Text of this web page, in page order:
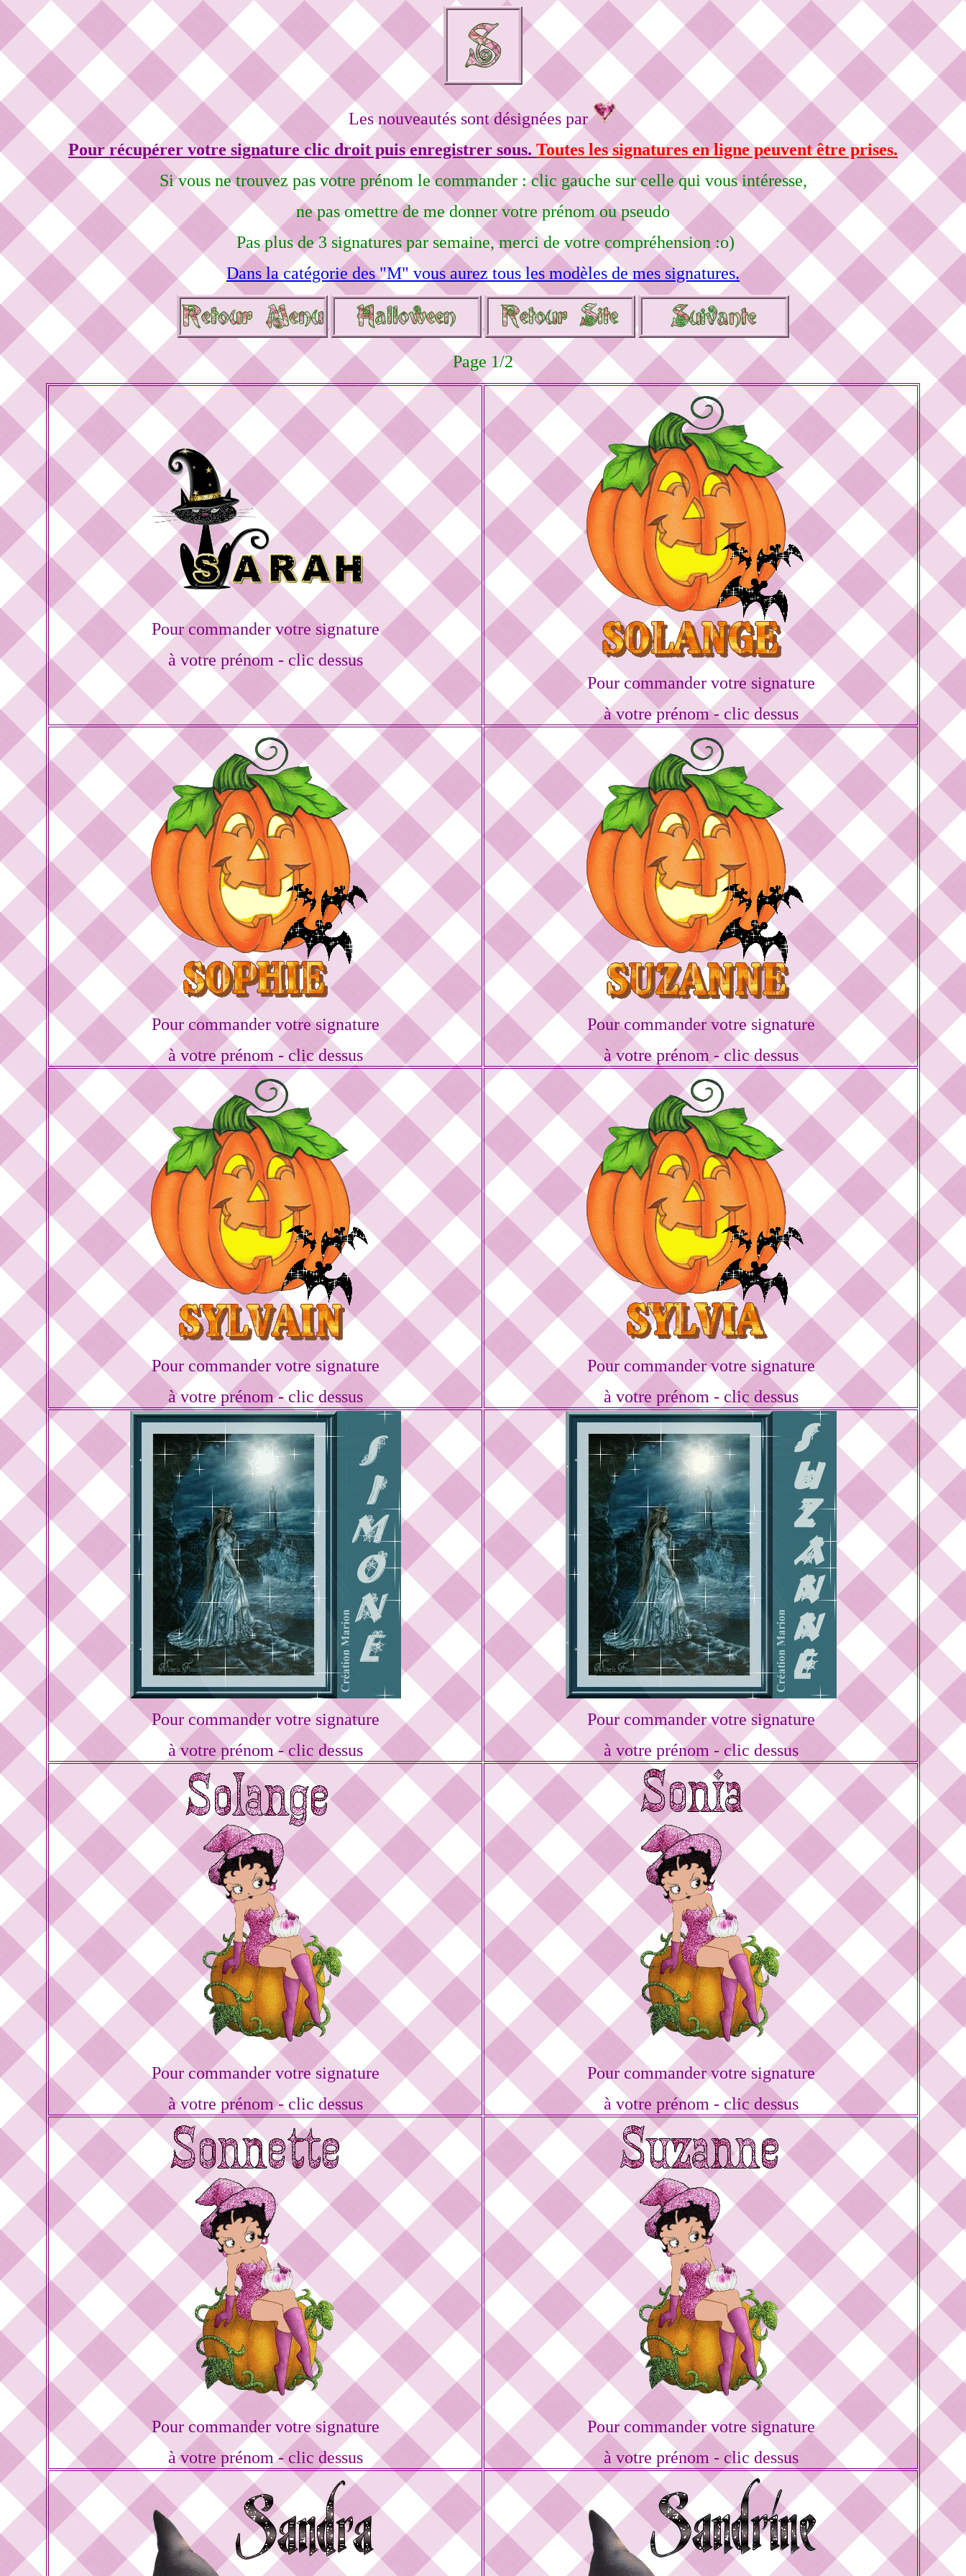
Les nouveautés sont désignées par
Pour récupérer votre signature clic droit puis enregistrer sous. Toutes les signatures en ligne peuvent être prises.
Si vous ne trouvez pas votre prénom le commander : clic gauche sur celle qui vous intéresse,
ne pas omettre de me donner votre prénom ou pseudo
Pas plus de 3 signatures par semaine, merci de votre compréhension :o)
Dans la catégorie des "M" vous aurez tous les modèles de mes signatures.
Page 1/2
Pour commander votre signature
à votre prénom - clic dessus
Pour commander votre signature
à votre prénom - clic dessus
Pour commander votre signature
à votre prénom - clic dessus
Pour commander votre signature
à votre prénom - clic dessus
Pour commander votre signature
à votre prénom - clic dessus
Pour commander votre signature
à votre prénom - clic dessus
Pour commander votre signature
à votre prénom - clic dessus
Pour commander votre signature
à votre prénom - clic dessus
Pour commander votre signature
à votre prénom - clic dessus
Pour commander votre signature
à votre prénom - clic dessus
Pour commander votre signature
à votre prénom - clic dessus
Pour commander votre signature
à votre prénom - clic dessus